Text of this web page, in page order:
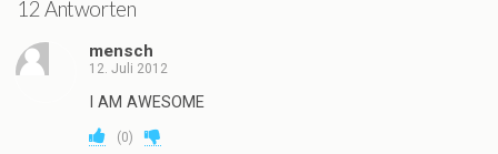
12 Antworten
mensch
12. Juli 2012
I AM AWESOME
(0)